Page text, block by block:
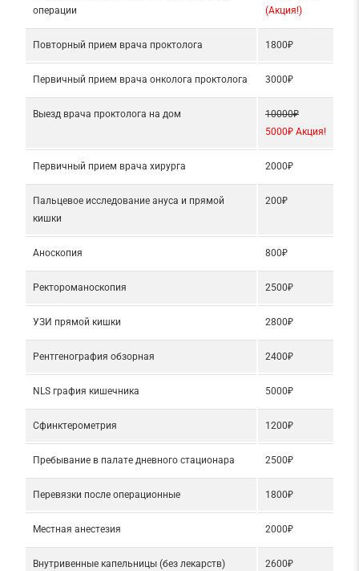
операции
(Акция!)
Повторный прием врача проктолога 1800₽
Первичный прием врача онколога проктолога 3000₽
Выезд врача проктолога на дом
10000₽
5000₽ Акция!
Первичный прием врача хирурга 2000₽
Пальцевое исследование ануса и прямой
кишки
200₽
Аноскопия 800₽
Ректороманоскопия 2500₽
УЗИ прямой кишки 2800₽
Рентгенография обзорная 2400₽
NLS графия кишечника 5000₽
Сфинктерометрия 1200₽
Пребывание в палате дневного стационара 2500₽
Перевязки после операционные 1800₽
Местная анестезия 2000₽
Внутривенные капельницы (без лекарств) 2600₽